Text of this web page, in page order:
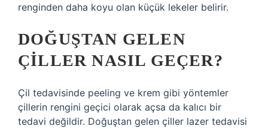
renginden daha koyu olan küçük lekeler belirir.
DOĞUŞTAN GELEN
ÇILLER NASIL GEÇER?
Çil tedavisinde peeling ve krem ​​gibi yöntemler
çillerin rengini geçici olarak açsa da kalıcı bir
tedavi değildir. Doğuştan gelen çiller lazer tedavisi